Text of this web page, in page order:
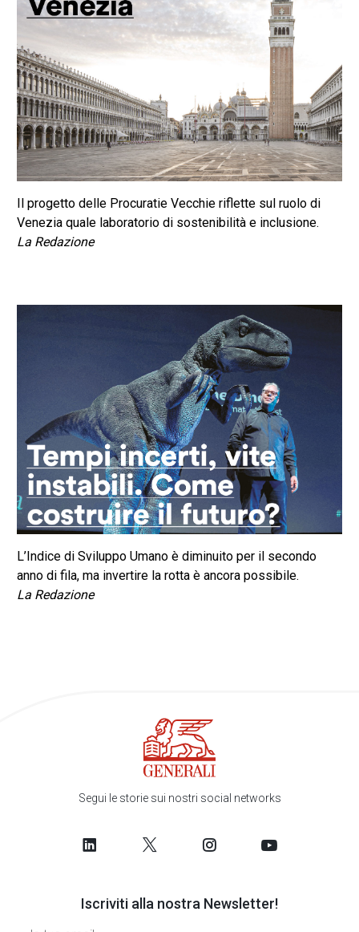
Il progetto delle Procuratie Vecchie riflette sul ruolo di
Venezia quale laboratorio di sostenibilità e inclusione.
La Redazione
L’Indice di Sviluppo Umano è diminuito per il secondo
anno di fila, ma invertire la rotta è ancora possibile.
La Redazione
Segui le storie sui nostri social networks
Iscriviti alla nostra Newsletter!